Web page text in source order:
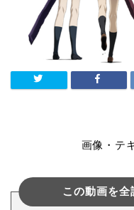
画像・テ
この動画を全